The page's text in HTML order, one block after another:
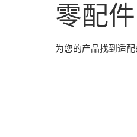
零配件
为您的产品找到适